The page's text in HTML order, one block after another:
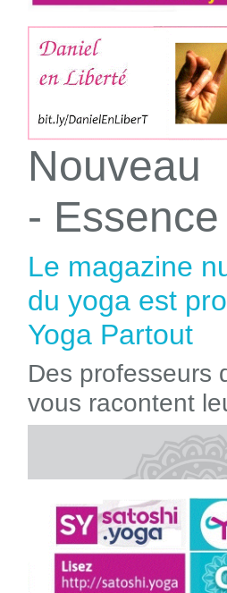
Nouveau
- Essence
Le magazine
du yoga est
Yoga Partout
Des professeurs
vous racontent